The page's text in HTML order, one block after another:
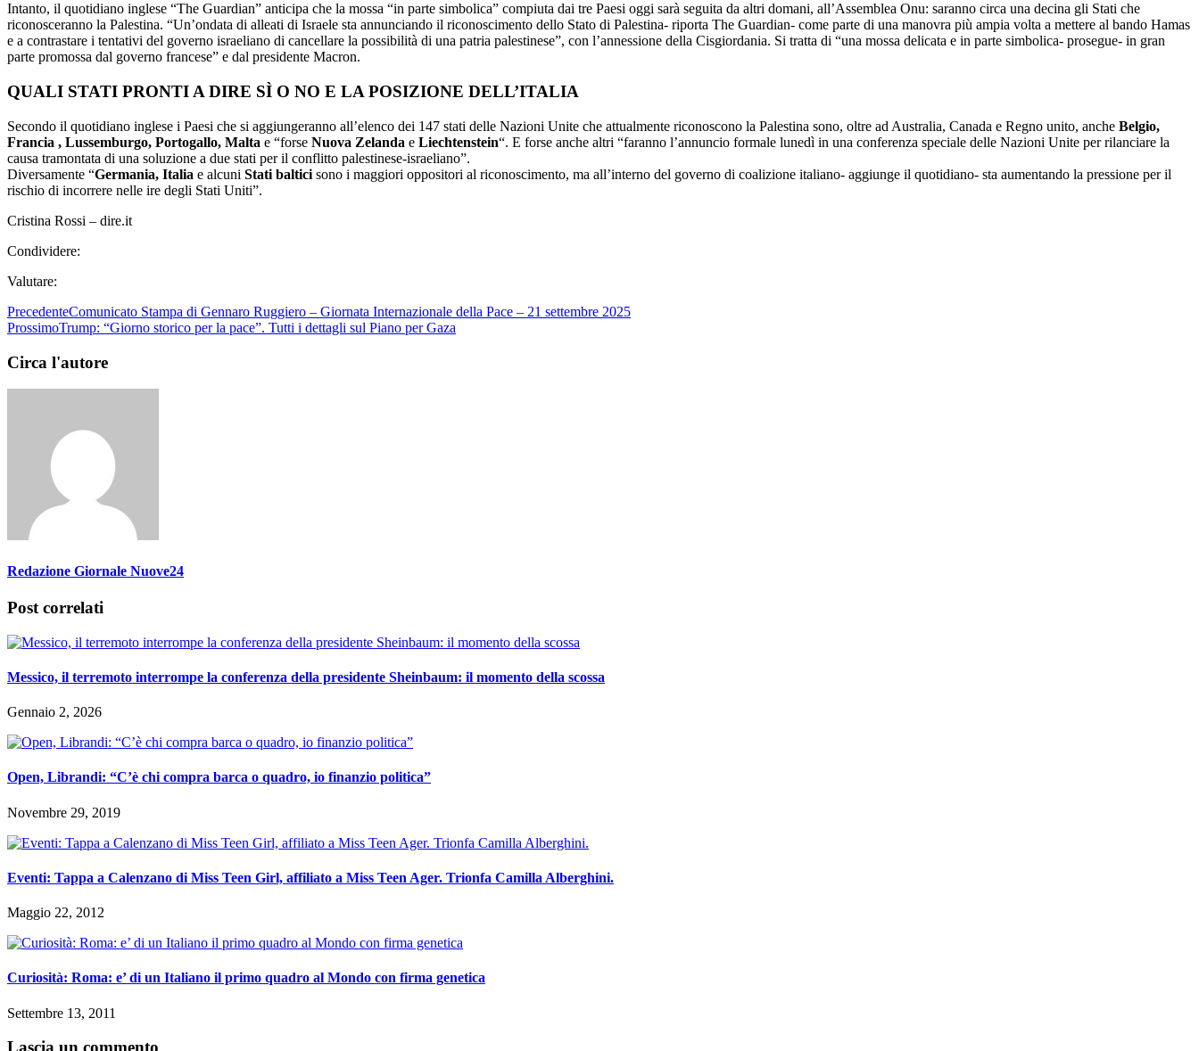
Intanto, il quotidiano inglese “The Guardian” anticipa che la mossa “in parte simbolica” compiuta dai tre Paesi oggi sarà seguita da altri domani, all’Assemblea Onu: saranno circa una decina gli Stati che
riconosceranno la Palestina. “Un’ondata di alleati di Israele sta annunciando il riconoscimento dello Stato di Palestina- riporta The Guardian- come parte di una manovra più ampia volta a mettere al bando Hamas
e a contrastare i tentativi del governo israeliano di cancellare la possibilità di una patria palestinese”, con l’annessione della Cisgiordania. Si tratta di “una mossa delicata e in parte simbolica- prosegue- in gran
parte promossa dal governo francese” e dal presidente Macron.
QUALI STATI PRONTI A DIRE SÌ O NO E LA POSIZIONE DELL’ITALIA
Secondo il quotidiano inglese i Paesi che si aggiungeranno all’elenco dei 147 stati delle Nazioni Unite che attualmente riconoscono la Palestina sono, oltre ad Australia, Canada e Regno unito, anche Belgio,
Francia , Lussemburgo, Portogallo, Malta e “forse Nuova Zelanda e Liechtenstein“. E forse anche altri “faranno l’annuncio formale lunedì in una conferenza speciale delle Nazioni Unite per rilanciare la
causa tramontata di una soluzione a due stati per il conflitto palestinese-israeliano”.
Diversamente “Germania, Italia e alcuni Stati baltici sono i maggiori oppositori al riconoscimento, ma all’interno del governo di coalizione italiano- aggiunge il quotidiano- sta aumentando la pressione per il
rischio di incorrere nelle ire degli Stati Uniti”.
Cristina Rossi – dire.it
Condividere:
Valutare:
PrecedenteComunicato Stampa di Gennaro Ruggiero – Giornata Internazionale della Pace – 21 settembre 2025
ProssimoTrump: “Giorno storico per la pace”. Tutti i dettagli sul Piano per Gaza
Circa l'autore
Redazione Giornale Nuove24
Post correlati
Messico, il terremoto interrompe la conferenza della presidente Sheinbaum: il momento della scossa
Gennaio 2, 2026
Open, Librandi: “C’è chi compra barca o quadro, io finanzio politica”
Novembre 29, 2019
Eventi: Tappa a Calenzano di Miss Teen Girl, affiliato a Miss Teen Ager. Trionfa Camilla Alberghini.
Maggio 22, 2012
Curiosità: Roma: e’ di un Italiano il primo quadro al Mondo con firma genetica
Settembre 13, 2011